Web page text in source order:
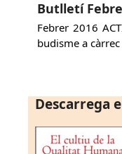
Butlletí
Febrer 2016
budisme a
Descarrega